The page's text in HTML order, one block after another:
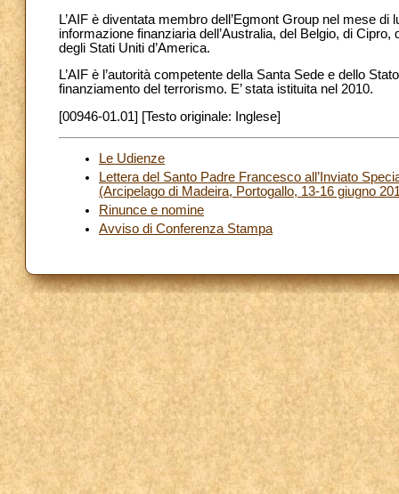
L’AIF è diventata membro dell’Egmont Group nel mese
informazione finanziaria dell’Australia, del Belgio, di
degli Stati Uniti d’America.
L’AIF è l’autorità competente della Santa Sede e dello
finanziamento del terrorismo. E’ stata istituita nel 2010.
[00946-01.01] [Testo originale: Inglese]
Le Udienze
Lettera del Santo Padre Francesco all’Inviato
(Arcipelago di Madeira, Portogallo, 13-16 giugno
Rinunce e nomine
Avviso di Conferenza Stampa